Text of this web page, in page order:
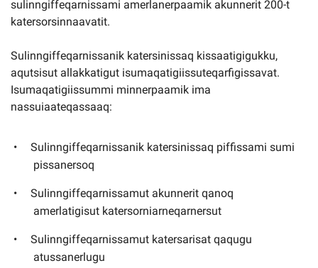
sulinngiffeqarnissami amerlanerpaamik akunnerit 200-t
katersorsinnaavatit.
Sulinngiffeqarnissanik katersinissaq kissaatigigukku,
aqutsisut allakkatigut isumaqatigiissuteqarfigissavat.
Isumaqatigiissummi minnerpaamik ima
nassuiaateqassaaq:
Sulinngiffeqarnissanik katersinissaq piffissami sumi
pissanersoq
Sulinngiffeqarnissamut akunnerit qanoq
amerlatigisut katersorniarneqarnersut
Sulinngiffeqarnissamut katersarisat qaqugu
atussanerlugu